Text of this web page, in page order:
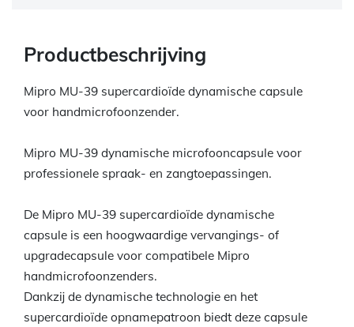
Productbeschrijving
Mipro MU-39 supercardioïde dynamische capsule
voor handmicrofoonzender.
Mipro MU-39 dynamische microfooncapsule voor
professionele spraak- en zangtoepassingen.
De Mipro MU-39 supercardioïde dynamische
capsule is een hoogwaardige vervangings- of
upgradecapsule voor compatibele Mipro
handmicrofoonzenders.
Dankzij de dynamische technologie en het
supercardioïde opnamepatroon biedt deze capsule